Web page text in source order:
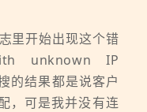
里开始出现这个错
unknown IP
的结果都是说客户
，可是我并没有连